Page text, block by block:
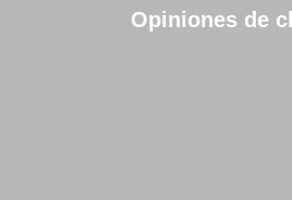
Opiniones de